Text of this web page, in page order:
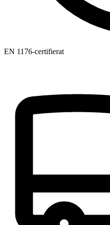
EN 1176-certifierat